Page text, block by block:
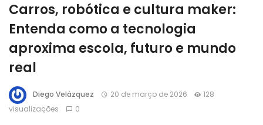
Carros, robótica e cultura maker:
Entenda como a tecnologia
aproxima escola, futuro e mundo
real
Diego Velázquez 20 de março de 2026
128
visualizações
0